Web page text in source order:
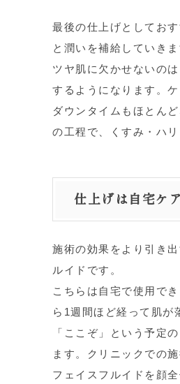
最後の仕上げとしてお
と潤いを補給していきま
ツヤ肌に欠かせないの
するようになります。
ダウンタイムもほとん
の工程で、くすみ・ハ
仕上げは自宅ケ
施術の効果をより引き
ルイドです。
こちらは自宅で使用で
ら1週間ほど経って肌が
「ここぞ」という予定
ます。クリニックでの
フェイスフルイドを顔